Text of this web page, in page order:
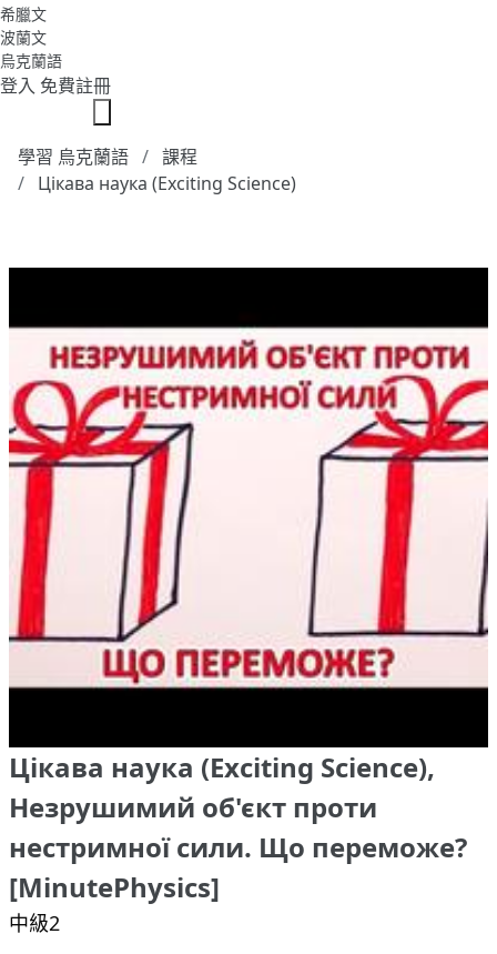
希臘文
波蘭文
烏克蘭語
登入 免費註冊
學習 烏克蘭語
課程
Цікава наука (Exciting Science)
Цікава наука (Exciting Science),
Незрушимий об'єкт проти
нестримної сили. Що переможе?
[MinutePhysics]
中級2